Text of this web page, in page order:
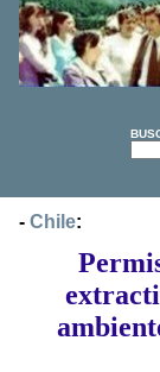
- Chile: